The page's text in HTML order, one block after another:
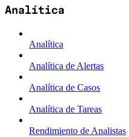
Analítica
Analítica
Analítica de Alertas
Analítica de Casos
Analítica de Tareas
Rendimiento de Analistas